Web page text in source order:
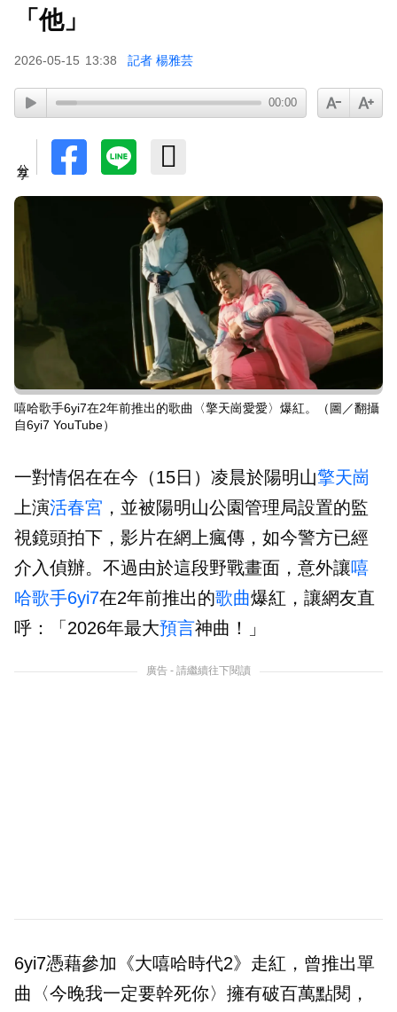
SEVENTEEN勝寬、Dino同天入伍！玟奎9月服替
代役
泰男團Dragon 5男星爆死訊！騎單車離家失聯 陳
屍河中驚見「20公斤重物」
女星告別9年演藝圈！轉行當計程車司機 曝收入：
比演員賺更多
蔡阿嘎陷爭議！蘿拉神隱19個月首發文 遭酸「詐
下載東森App，隨時掌握天下大小事！
TWICE定延不續約！手寫信宣布離開JYP 簽新東
家成邊佑錫師妹
「他」
2026-05-15 13:38 記者 楊雅芸
00:00
嘻哈歌手6yi7在2年前推出的歌曲〈擎天崗愛愛〉爆紅。（圖／翻攝
自6yi7 YouTube）
一對情侶在在今（15日）凌晨於陽明山擎天崗
上演活春宮 ，並被陽明山公園管理局設置的監
視鏡頭拍下，影片在網上瘋傳，如今警方已經
介入偵辦。不過由於這段野戰畫面，意外讓嘻
哈歌手6yi7在2年前推出的歌曲爆紅，讓網友直
呼：「2026年最大預言神曲！」
廣告 - 請繼續往下閱讀
6yi7憑藉參加《大嘻哈時代2》走紅，曾推出單
曲〈今晚我一定要幹死你〉擁有破百萬點閱，